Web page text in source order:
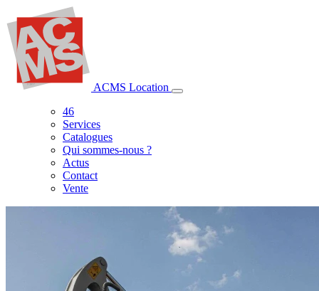
ACMS Location
46
Services
Catalogues
Qui sommes-nous ?
Actus
Contact
Vente